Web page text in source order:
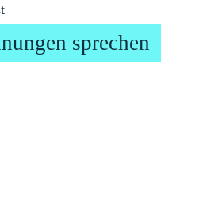
sprechen